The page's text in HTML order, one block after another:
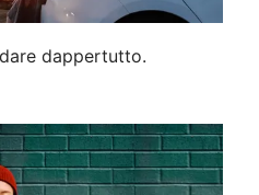
dappertutto.